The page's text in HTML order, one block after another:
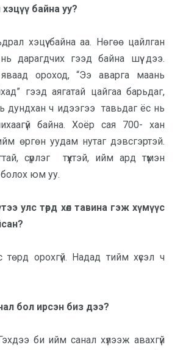
байна уу?
хэцүү байна аа. Нөгөө цайлган
дарагдчих гээд байна шүү дээ.
ороход, “Ээ аварга маань
гээд аягатай цайгаа барьдаг,
дундхан ч идээгээ тавьдаг ёс нь
байна. Хоёр сая 700- хан
өргөн уудам нутаг дэвсгэртэй.
сүрлэг түүхтэй, ийм ард түмэн
юм уу.
улс төрд хөл тавина гэж хүмүүс
төрд орохгүй. Надад тийм хүсэл ч
бол ирсэн биз дээ?
би ийм санал хүлээж авахгүй